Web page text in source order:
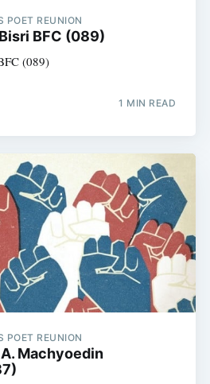
POET REUNION
BFC (089)
(089)
1 MIN READ
POET REUNION
A. Machyoedin